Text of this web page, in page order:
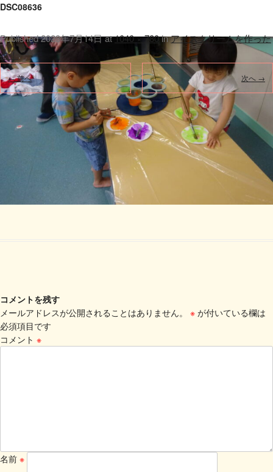
DSC08636
Published2023年7月14日at1040 × 780inアイスクリームを作った
よ！.
← 前へ 次へ →
コメントを残す
メールアドレスが公開されることはありません。
※ が付いている欄は
必須項目です
コメント ※
名前 ※